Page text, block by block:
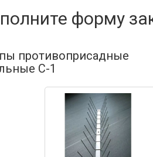
форму
противоприсадные
С-1